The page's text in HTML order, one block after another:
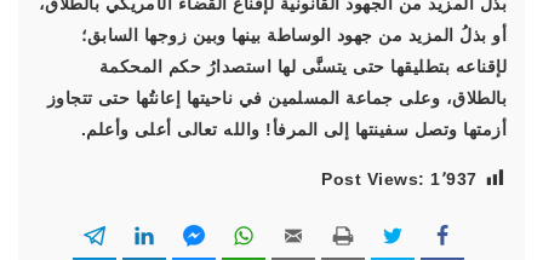
أو بذلُ المزيد من جهود الوساطة بينها وبين زوجها السابق؛
لإقناعه بتطليقها حتى يتسنَّى لها استصدارُ حكم المحكمة
بالطلاق، وعلى جماعة المسلمين في ناحيتها إعانتُها حتى تتجاوز
أزمتها وتصل سفينتها إلى المرفأ! والله تعالى أعلى وأعلم.
Post Views: 1٬937